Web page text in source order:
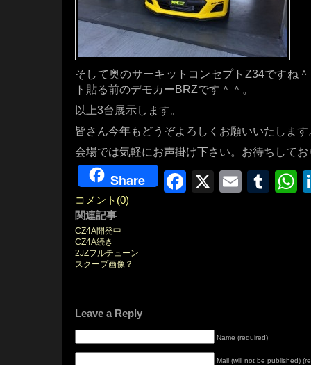
そして奥のサーキットコンセプトZ34ですね
ト貼る前のデモカーBRZです＾＾。
以上3台展示します。
皆さん今年もどうぞよろしくお願いいたします
会場では気軽にお声掛け下さい。お待ちして
Share Facebook
X Email
コメント(0)
関連記事
CZ4A開発中
CZ4A続き
2JZフルチューン
スクープ画像？
Leave a Reply
Name (required)
Mail (will not be published)